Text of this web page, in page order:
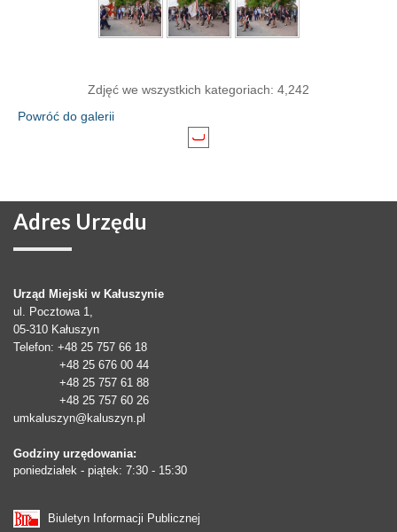
Zdjęć we wszystkich kategoriach: 4,242
Powróć do galerii
Adres Urzędu
Urząd Miejski w Kałuszynie
ul. Pocztowa 1,
05-310 Kałuszyn
Telefon: +48 25 757 66 18
+48 25 676 00 44
+48 25 757 61 88
+48 25 757 60 26
umkaluszyn@kaluszyn.pl
Godziny urzędowania:
poniedziałek - piątek: 7:30 - 15:30
Biuletyn Informacji Publicznej